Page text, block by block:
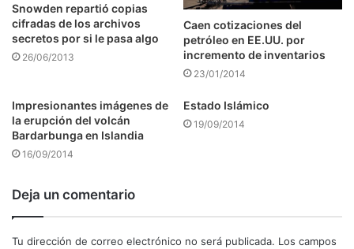
Snowden repartió copias
cifradas de los archivos
secretos por si le pasa algo
26/06/2013
Caen cotizaciones del
petróleo en EE.UU. por
incremento de inventarios
23/01/2014
Impresionantes imágenes de
la erupción del volcán
Bardarbunga en Islandia
16/09/2014
Estado Islámico
19/09/2014
Deja un comentario
Tu dirección de correo electrónico no será publicada. Los campos